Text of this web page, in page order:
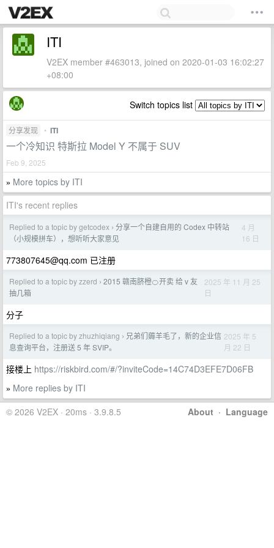
ITI
V2EX member #463013, joined on 2020-01-03 16:02:27
+08:00
Switch topics list
分享发现 • ITI
一个冷知识 特斯拉 Model Y 不属于 SUV
Feb 9, 2025
» More topics by ITI
ITI's recent replies
Replied to a topic by getcodex › 分享一个自建自用的 Codex 中转站
（小规模拼车），想听听大家意见
4 月
16 日
773807645@qq.com 已注册
Replied to a topic by zzerd › 2015 赣南脐橙🍊开卖 给 v 友
抽几箱
2025 年 11 月 25
日
分子
Replied to a topic by zhuzhiqiang › 兄弟们薅羊毛了，新的企业信
息查询平台，注册送 5 年 SVIP。
2025 年 5
月 22 日
接楼上 https://riskbird.com/#/?inviteCode=14C74D3EFE7D06FB
» More replies by ITI
About · Language
© 2026 V2EX · 20ms · 3.9.8.5